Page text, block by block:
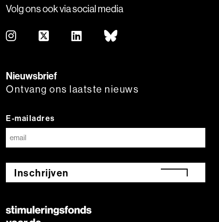
Volg ons ook via social media
Nieuwsbrief
Ontvang ons laatste nieuws
E-mailadres
Inschrijven